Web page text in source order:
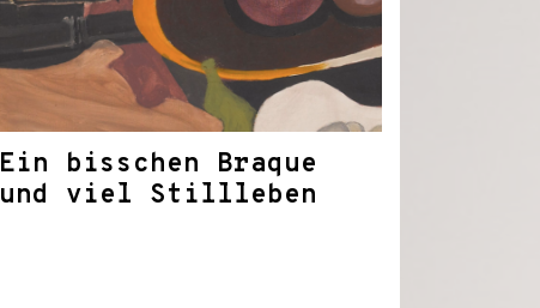
Ein bisschen Braque
und viel Stillleben